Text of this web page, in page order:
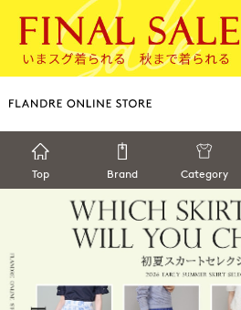
Top Brand Category